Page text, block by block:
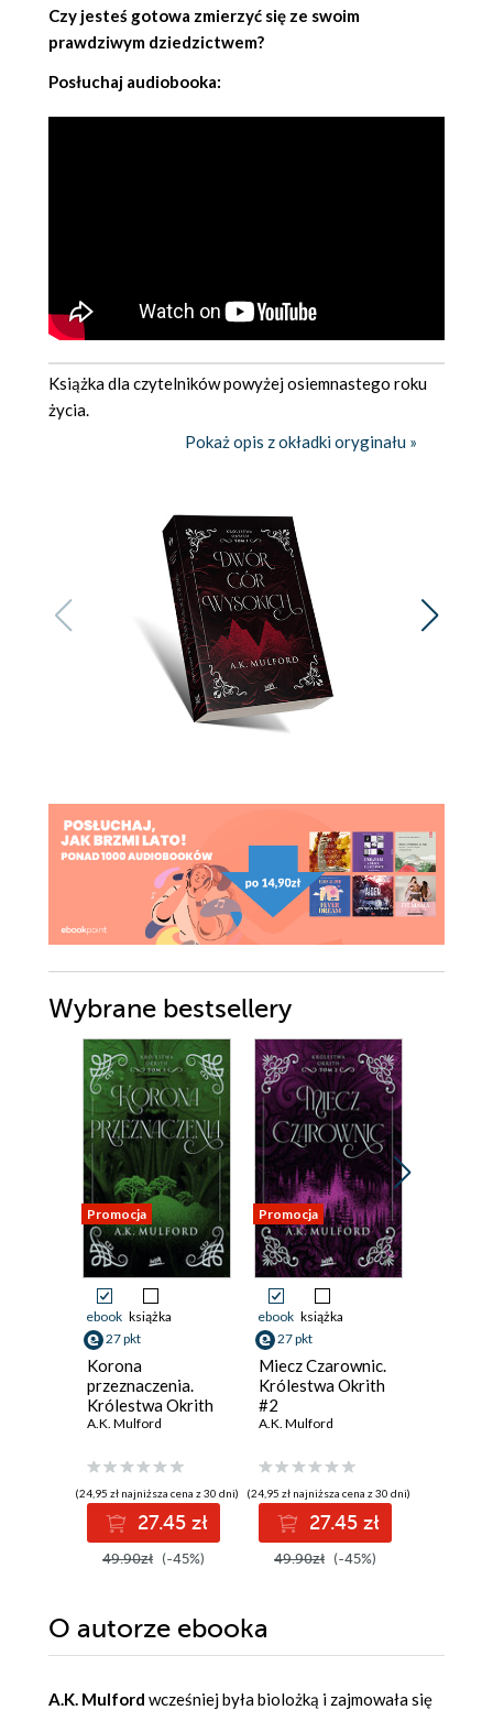
Czy jesteś gotowa zmierzyć się ze swoim
prawdziwym dziedzictwem?
Posłuchaj audiobooka:
Książka dla czytelników powyżej osiemnastego roku
życia.
Pokaż opis z okładki oryginału »
Wybrane bestsellery
Promocja
ebook książka
27 pkt
Korona
przeznaczenia.
Królestwa Okrith
#3
A.K. Mulford
(24,95 zł najniższa cena z 30 dni)
27.45 zł
49.90zł (-45%)
Promocja
ebook książka
27 pkt
Miecz Czarownic.
Królestwa Okrith
#2
A.K. Mulford
(24,95 zł najniższa cena z 30 dni)
27.45 zł
49.90zł (-45%)
O autorze ebooka
A.K. Mulford wcześniej była biolożką i zajmowała się